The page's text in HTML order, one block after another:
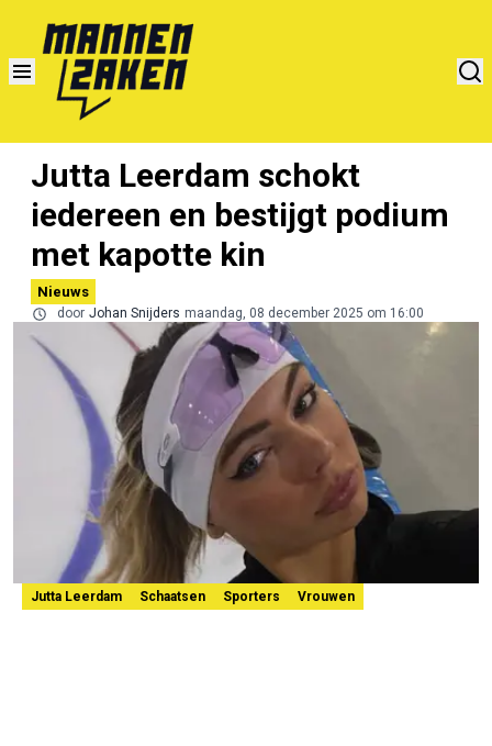
Jutta Leerdam schokt
iedereen en bestijgt podium
met kapotte kin
Nieuws
door Johan Snijders maandag, 08 december 2025 om 16:00
Jutta Leerdam Schaatsen Sporters Vrouwen